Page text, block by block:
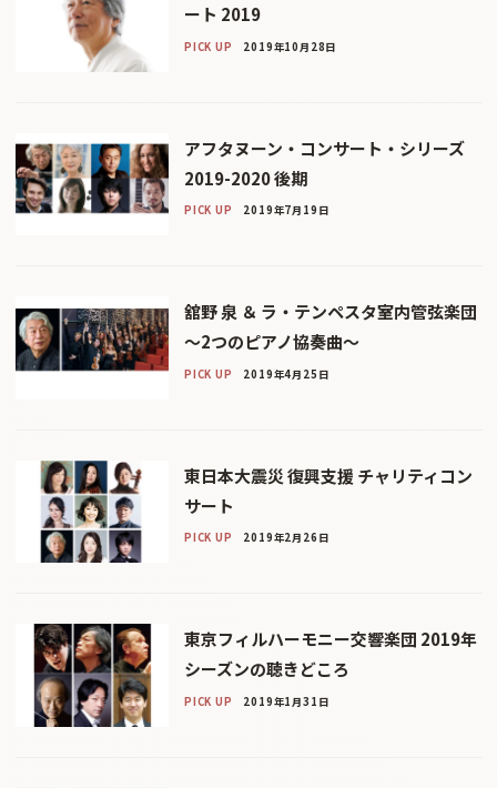
ート 2019
PICK UP 2019年10月28日
アフタヌーン・コンサート・シリーズ
2019-2020 後期
PICK UP 2019年7月19日
舘野 泉 ＆ ラ・テンペスタ室内管弦楽団
〜2つのピアノ協奏曲〜
PICK UP 2019年4月25日
東日本大震災 復興支援 チャリティコン
サート
PICK UP 2019年2月26日
東京フィルハーモニー交響楽団 2019年
シーズンの聴きどころ
PICK UP 2019年1月31日